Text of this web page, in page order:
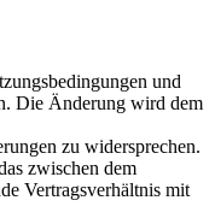
und
Die Änderung wird dem
zu widersprechen.
zwischen dem
Vertragsverhältnis mit